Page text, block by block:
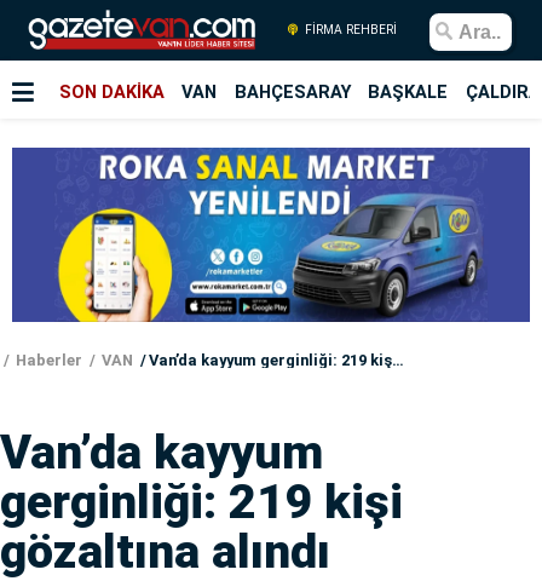
FİRMA REHBERİ
SON DAKİKA VAN BAHÇESARAY BAŞKALE
Haberler VAN Van’da kayyum gerginliği: 219 kişi gözaltına alındı
Van’da kayyum
gerginliği: 219 kişi
gözaltına alındı